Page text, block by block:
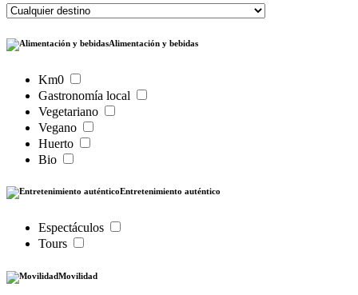
Alimentación y bebidas
Km0
Gastronomía local
Vegetariano
Vegano
Huerto
Bio
Entretenimiento auténtico
Espectáculos
Tours
Movilidad